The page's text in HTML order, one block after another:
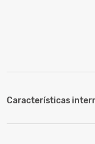
Características